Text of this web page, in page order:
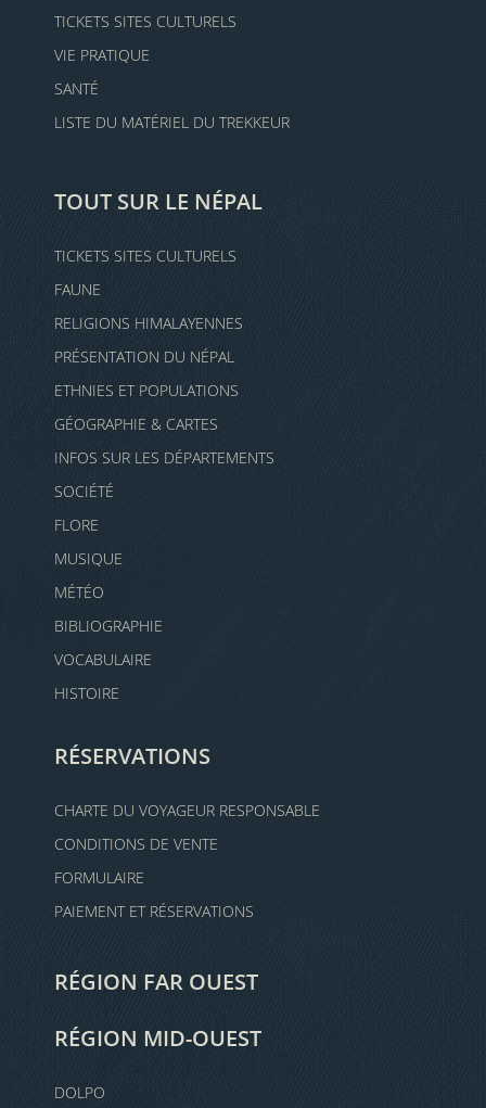
TICKETS SITES CULTURELS
VIE PRATIQUE
SANTÉ
LISTE DU MATÉRIEL DU TREKKEUR
TOUT SUR LE NÉPAL
TICKETS SITES CULTURELS
FAUNE
RELIGIONS HIMALAYENNES
PRÉSENTATION DU NÉPAL
ETHNIES ET POPULATIONS
GÉOGRAPHIE & CARTES
INFOS SUR LES DÉPARTEMENTS
SOCIÉTÉ
FLORE
MUSIQUE
MÉTÉO
BIBLIOGRAPHIE
VOCABULAIRE
HISTOIRE
RÉSERVATIONS
CHARTE DU VOYAGEUR RESPONSABLE
CONDITIONS DE VENTE
FORMULAIRE
PAIEMENT ET RÉSERVATIONS
RÉGION FAR OUEST
RÉGION MID-OUEST
DOLPO